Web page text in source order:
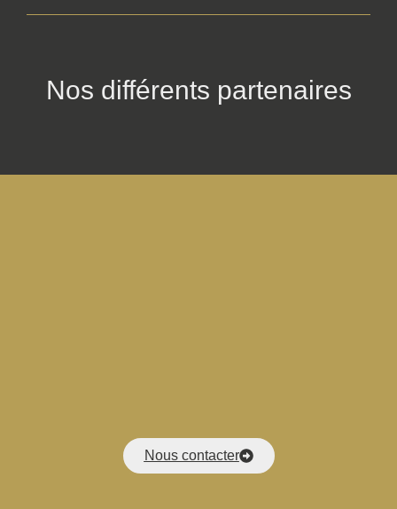
Nos différents partenaires
Nous contacter